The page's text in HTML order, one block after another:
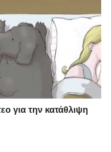
για την κατάθλιψη